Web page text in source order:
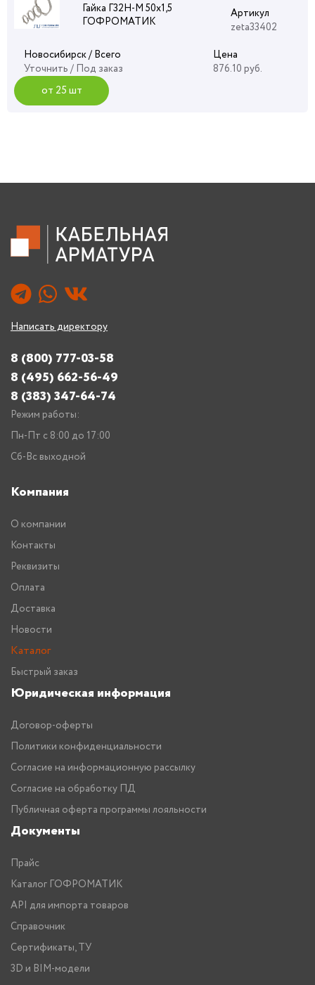
Гайка Г32Н-М 50х1,5
ГОФРОМАТИК
Артикул
zeta33402
Новосибирск / Всего
Уточнить / Под заказ
Цена
876.10 руб.
от 25 шт
Написать директору
8 (800) 777-03-58
8 (495) 662-56-49
8 (383) 347-64-74
Режим работы:
Пн-Пт с 8:00 до 17:00
Сб-Вс выходной
Компания
О компании
Контакты
Реквизиты
Оплата
Доставка
Новости
Каталог
Быстрый заказ
Юридическая информация
Договор-оферты
Политики конфиденциальности
Согласие на информационную рассылку
Согласие на обработку ПД
Публичная оферта программы лояльности
Документы
Прайс
Каталог ГОФРОМАТИК
API для импорта товаров
Справочник
Сертификаты, ТУ
3D и BIM-модели